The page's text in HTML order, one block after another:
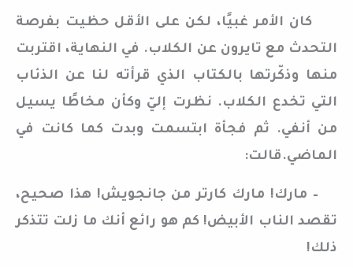
كان الأمر غبيًا، لكن على الأقل حظيت بفرصة
التحدث مع تايرون عن الكلاب. في النهاية، اقتربت
منها وذكّرتها بالكتاب الذي قرأته لنا عن الذئاب
التي تخدع الكلاب. نظرت إليّ وكأن مخاطًا يسيل
من أنفي. ثم فجأة ابتسمت وبدت كما كانت في
الماضي.قالت:
– مارك! مارك كارتر من جانجويش! هذا صحيح،
تقصد الناب الأبيض! كم هو رائع أنك ما زلت تتذكر
ذلك!